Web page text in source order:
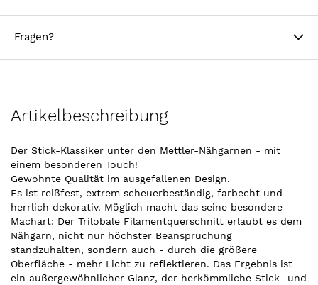
Fragen?
Artikelbeschreibung
Der Stick-Klassiker unter den Mettler-Nähgarnen - mit
einem besonderen Touch!
Gewohnte Qualität im ausgefallenen Design.
Es ist reißfest, extrem scheuerbeständig, farbecht und
herrlich dekorativ. Möglich macht das seine besondere
Machart: Der Trilobale Filamentquerschnitt erlaubt es dem
Nähgarn, nicht nur höchster Beanspruchung
standzuhalten, sondern auch - durch die größere
Oberfläche - mehr Licht zu reflektieren. Das Ergebnis ist
ein außergewöhnlicher Glanz, der herkömmliche Stick- und